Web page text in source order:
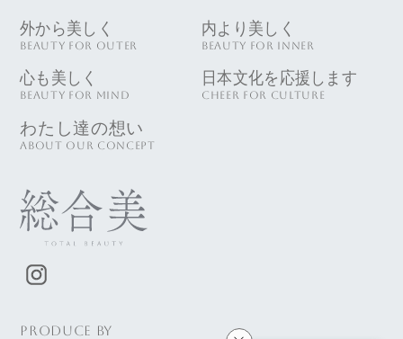
外から美しく
BEAUTY FOR OUTER
内より美しく
BEAUTY FOR INNER
心も美しく
BEAUTY FOR MIND
日本文化を応援します
CHEER FOR CULTURE
わたし達の想い
ABOUT OUR CONCEPT
PRODUCE BY